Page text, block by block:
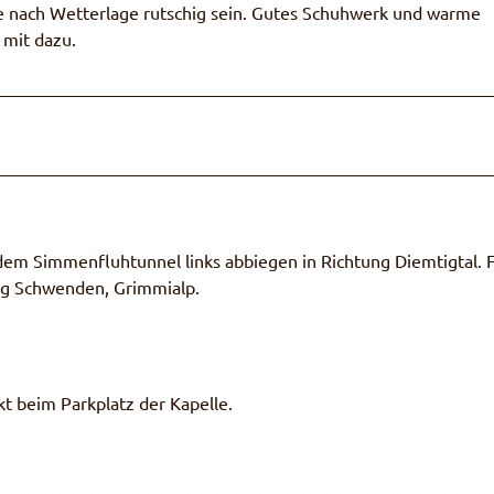
Wetterlage rutschig sein. Gutes Schuhwerk und warme
dazu.
Simmenfluhtunnel links abbiegen in Richtung Diemtigtal.
Schwenden, Grimmialp.
beim Parkplatz der Kapelle.